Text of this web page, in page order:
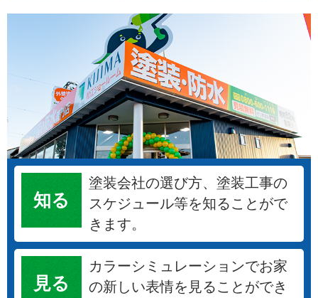
知る
塗装会社の選び方、塗装工事の
スケジュール等を知ることがで
きます。
見る
カラーシミュレーションでお家
の新しい表情を見ることができ